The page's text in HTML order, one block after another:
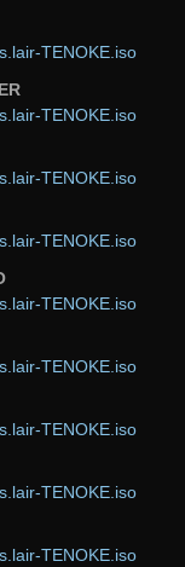
TENOKE.iso
TENOKE.iso
TENOKE.iso
TENOKE.iso
TENOKE.iso
TENOKE.iso
TENOKE.iso
TENOKE.iso
TENOKE.iso